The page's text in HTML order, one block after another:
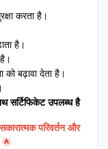
करता है।
है।
बढ़ावा देता है।
सर्टिफिकेट उपलब्ध है
परिवर्तन और